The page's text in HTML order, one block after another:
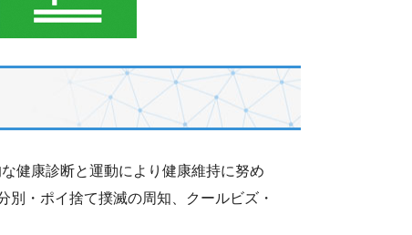
健康診断と運動により健康維持に努め
・ポイ捨て撲滅の周知、クールビズ・